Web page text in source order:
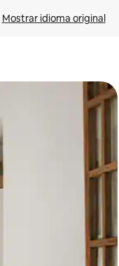
Mostrar idioma original